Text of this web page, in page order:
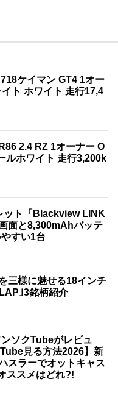
ケイマン GT4 1オー
ト ホワイト 走行17,4
2.4 RZ 1オーナー O
ルホワイト 走行3,200k
ト「Blackview LINK
面と8,300mAhバッテ
すい1台
三様に魅せる18インチ
｣3銘柄紹介
ンソクTubeがレビュ
見る方法2026】新
スラーでオットキャス
ススメはどれ?!